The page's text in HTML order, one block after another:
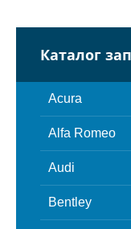
Каталог
Acura
Alfa Romeo
Audi
Bentley